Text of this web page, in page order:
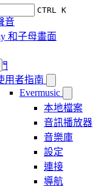
CTRL K
用者指南
Evermusic
本地檔案
音訊播放器
音樂庫
設定
連接
導航
音
和子母畫面